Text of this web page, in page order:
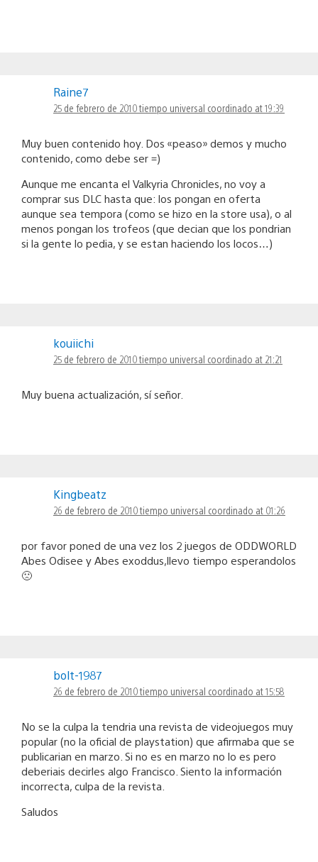
Raine7
25 de febrero de 2010 tiempo universal coordinado at 19:39
Muy buen contenido hoy. Dos «peaso» demos y mucho
contenido, como debe ser =)
Aunque me encanta el Valkyria Chronicles, no voy a
comprar sus DLC hasta que: los pongan en oferta
aunque sea tempora (como se hizo en la store usa), o al
menos pongan los trofeos (que decian que los pondrian
si la gente lo pedia, y se estan haciendo los locos…)
kouiichi
25 de febrero de 2010 tiempo universal coordinado at 21:21
Muy buena actualización, sí señor.
Kingbeatz
26 de febrero de 2010 tiempo universal coordinado at 01:26
por favor poned de una vez los 2 juegos de ODDWORLD
Abes Odisee y Abes exoddus,llevo tiempo esperandolos
🙁
bolt-1987
26 de febrero de 2010 tiempo universal coordinado at 15:58
No se la culpa la tendria una revista de videojuegos muy
popular (no la oficial de playstation) que afirmaba que se
publicarian en marzo. Si no es en marzo no lo es pero
deberiais decirles algo Francisco. Siento la información
incorrecta, culpa de la revista.
Saludos